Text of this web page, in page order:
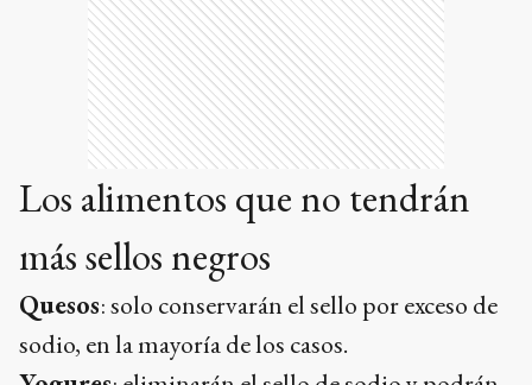
Los alimentos que no tendrán
más sellos negros
Quesos: solo conservarán el sello por exceso de
sodio, en la mayoría de los casos.